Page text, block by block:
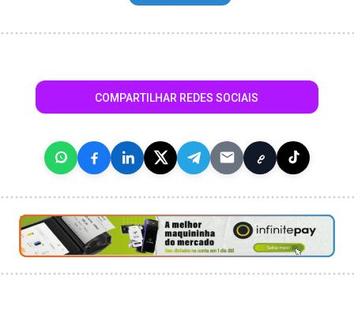
COMPARTILHAR REDES SOCIAIS